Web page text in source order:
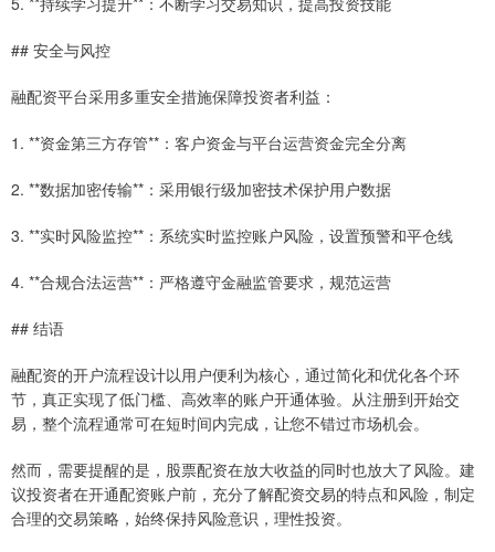
## 安全与风控
融配资平台采用多重安全措施保障投资者利益：
1. **资金第三方存管**：客户资金与平台运营资金完全分离
2. **数据加密传输**：采用银行级加密技术保护用户数据
3. **实时风险监控**：系统实时监控账户风险，设置预警和平仓线
4. **合规合法运营**：严格遵守金融监管要求，规范运营
## 结语
融配资的开户流程设计以用户便利为核心，通过简化和优化各个环
节，真正实现了低门槛、高效率的账户开通体验。从注册到开始交
易，整个流程通常可在短时间内完成，让您不错过市场机会。
然而，需要提醒的是，股票配资在放大收益的同时也放大了风险。建
议投资者在开通配资账户前，充分了解配资交易的特点和风险，制定
合理的交易策略，始终保持风险意识，理性投资。